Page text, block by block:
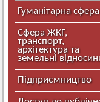
Гуманітарна сфера
Сфера ЖКГ,
транспорт,
архітектура та
земельні
Підприємництво